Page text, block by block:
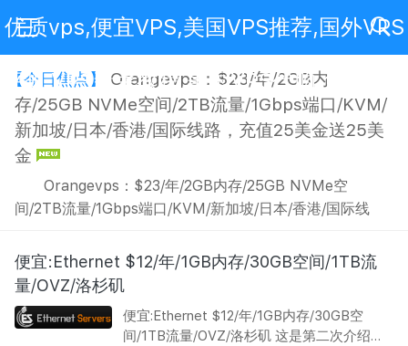
优质vps,便宜VPS,美国VPS推荐,国外VPS
评测,VPS新手教程,美国VPS代购,免费VPS
【今日焦点】
Orangevps：$23/年/2GB内
存/25GB NVMe空间/2TB流量/1Gbps端口/KVM/
新加坡/日本/香港/国际线路，充值25美金送25美
金
Orangevps：$23/年/2GB内存/25GB NVMe空
间/2TB流量/1Gbps端口/KVM/新加坡/日本/香港/国际线
Orangevps，国外商家，提供各类KVM VPS，数据中心有
香港、新加坡、日本、堪萨斯等。现在有活动，并有优惠
码，可选日本、新加坡、香港等。 1、年付6折优惠码:
SGIPD61（限年付及以上...
便宜:Ethernet $12/年/1GB内存/30GB空间/1TB流
量/OVZ/洛杉矶
便宜:Ethernet $12/年/1GB内存/30GB空
间/1TB流量/OVZ/洛杉矶 这是第二次介绍它